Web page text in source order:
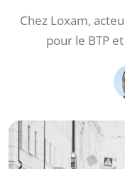
Chez Loxam,
pour le BTP